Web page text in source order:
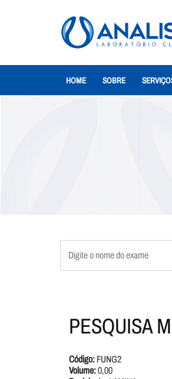
HOME SOBRE
PESQUISA
Código: FUNG2
Volume:0,00